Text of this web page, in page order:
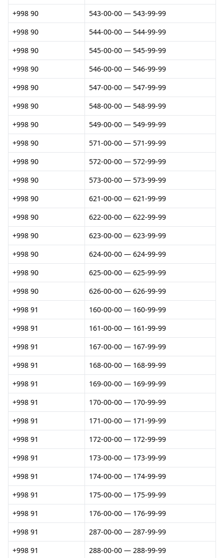
+998 90
543-00-00 — 543-99-99
+998 90
544-00-00 — 544-99-99
+998 90
545-00-00 — 545-99-99
+998 90
546-00-00 — 546-99-99
+998 90
547-00-00 — 547-99-99
+998 90
548-00-00 — 548-99-99
+998 90
549-00-00 — 549-99-99
+998 90
571-00-00 — 571-99-99
+998 90
572-00-00 — 572-99-99
+998 90
573-00-00 — 573-99-99
+998 90
621-00-00 — 621-99-99
+998 90
622-00-00 — 622-99-99
+998 90
623-00-00 — 623-99-99
+998 90
624-00-00 — 624-99-99
+998 90
625-00-00 — 625-99-99
+998 90
626-00-00 — 626-99-99
+998 91
160-00-00 — 160-99-99
+998 91
161-00-00 — 161-99-99
+998 91
167-00-00 — 167-99-99
+998 91
168-00-00 — 168-99-99
+998 91
169-00-00 — 169-99-99
+998 91
170-00-00 — 170-99-99
+998 91
171-00-00 — 171-99-99
+998 91
172-00-00 — 172-99-99
+998 91
173-00-00 — 173-99-99
+998 91
174-00-00 — 174-99-99
+998 91
175-00-00 — 175-99-99
+998 91
176-00-00 — 176-99-99
+998 91
287-00-00 — 287-99-99
+998 91
288-00-00 — 288-99-99